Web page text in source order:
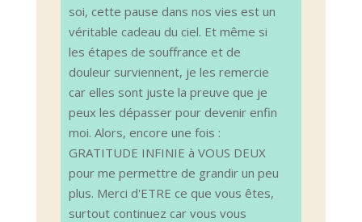
soi, cette pause dans nos vies est un
véritable cadeau du ciel. Et même si
les étapes de souffrance et de
douleur surviennent, je les remercie
car elles sont juste la preuve que je
peux les dépasser pour devenir enfin
moi. Alors, encore une fois :
GRATITUDE INFINIE à VOUS DEUX
pour me permettre de grandir un peu
plus. Merci d'ETRE ce que vous êtes,
surtout continuez car vous vous